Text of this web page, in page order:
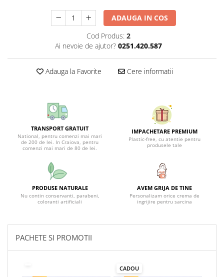
ADAUGA IN COS
Cod Produs: 2
Ai nevoie de ajutor? 0251.420.587
Adauga la Favorite Cere informatii
TRANSPORT GRATUIT
National, pentru comenzi mai mari
de 200 de lei. In Craiova, pentru
comenzi mai mari de 80 de lei.
IMPACHETARE PREMIUM
Plastic-free, cu atentie pentru
produsele tale
PRODUSE NATURALE
Nu contin conservanti, parabeni,
coloranti artificiali
AVEM GRIJA DE TINE
Personalizam orice crema de
ingrijire pentru sarcina
PACHETE SI PROMOTII
CADOU